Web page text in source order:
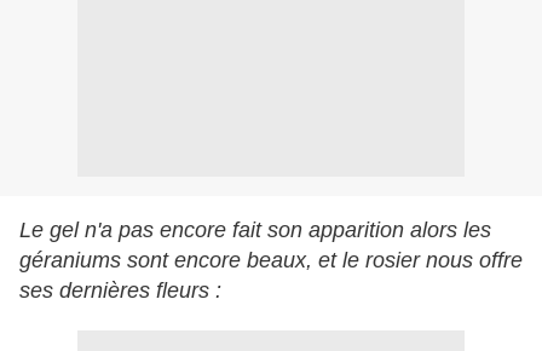
Le gel n'a pas encore fait son apparition alors les
géraniums sont encore beaux, et le rosier nous offre
ses dernières fleurs :